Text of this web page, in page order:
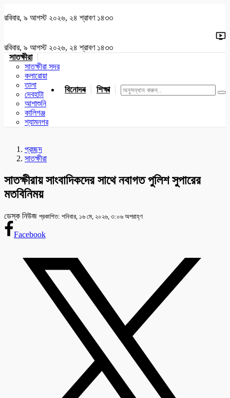
রবিবার, ৯ আগস্ট ২০২৬, ২৪ শ্রাবণ ১৪৩৩
রবিবার, ৯ আগস্ট ২০২৬, ২৪ শ্রাবণ ১৪৩৩
সাতক্ষীরা
সাতক্ষীরা সদর
কলারোয়া
তালা
দেবহাটা
আশাশুনি
কালিগঞ্জ
শ্যামনগর
বিনোদন শিক্ষা খেলাধুলা জাতীয় যশোর
প্রচ্ছদ
সাতক্ষীরা
সাতক্ষীরায় সাংবাদিকদের সাথে নবাগত পুলিশ সুপারের
মতবিনিময়
ডেস্ক নিউজ প্রকাশিত: শনিবার, ১৬ মে, ২০২৬, ৩:০৬ অপরাহ্ণ
Facebook